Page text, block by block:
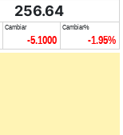
256.64
Cambiar
-5.1000
Cambiar%
-1.95%